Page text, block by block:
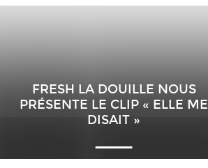
FRESH LA DOUILLE NOUS
PRÉSENTE LE CLIP « ELLE ME
DISAIT »